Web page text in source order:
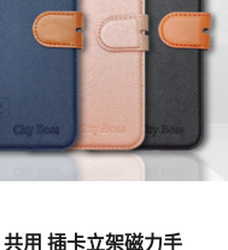
用 插卡立架磁力手